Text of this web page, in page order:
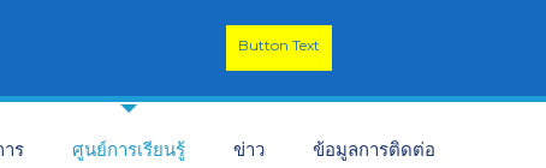
ร ศูนย์การเรียนรู้ ข่าว ข้อมูลการติดต่อ
Button Text